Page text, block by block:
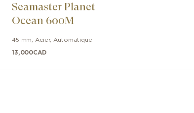
Seamaster Planet
Ocean 600M
45 mm Acier, Automatique
13,000CAD